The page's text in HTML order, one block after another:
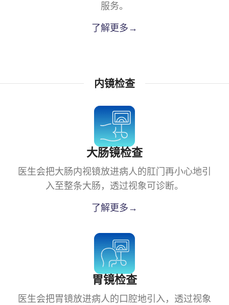
服务。
了解更多→
内镜检查
大肠镜检查
医生会把大肠内视镜放进病人的肛门再小心地引
入至整条大肠，透过视象可诊断。
了解更多→
胃镜检查
医生会把胃镜放进病人的口腔地引入，透过视象